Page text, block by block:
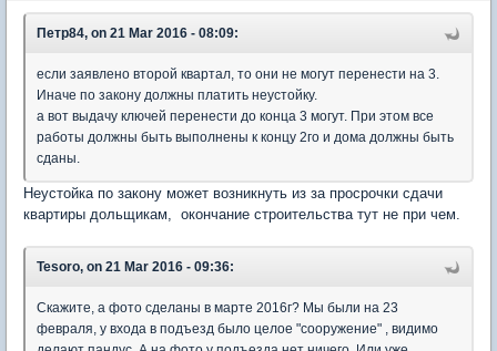
Петр84, on 21 Mar 2016 - 08:09:
если заявлено второй квартал, то они не могут перенести на 3.
Иначе по закону должны платить неустойку.
а вот выдачу ключей перенести до конца 3 могут. При этом все
работы должны быть выполнены к концу 2го и дома должны быть
сданы.
Неустойка по закону может возникнуть из за просрочки сдачи
квартиры дольщикам, окончание строительства тут не при чем.
Tesoro, on 21 Mar 2016 - 09:36:
Скажите, а фото сделаны в марте 2016г? Мы были на 23
февраля, у входа в подъезд было целое "сооружение" , видимо